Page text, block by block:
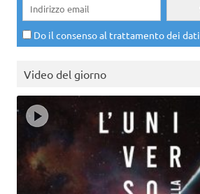
Do il consenso al trattamento dei dati
Video del giorno